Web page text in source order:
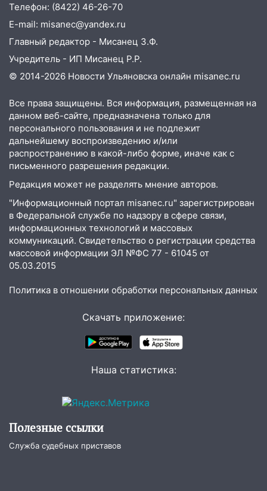
20:22 Мошенники обманули 92-летнюю
жительницу Ульяновской области
19:14 Житель Ульяновской области
подвез троих незнакомцев на трассе и
заработал уголовное дело
Ульяновской области
18:00 Мотофристайл, рок и силовой
экстрим: в Ульяновске пройдет
большой фестиваль «Наше время»
августа после рабочего дня: список АЗС
17:05 «Обыск» по видеосвязи: в
Ульяновске задержали 19-летнюю
сообщницу мошенников
16:12 Едва не перерезал горло: в
знакомым закончились для женщины
18-летняя девушка без прав
перевернулась на мопеде и попала в
Ульяновец отдал более 14
покровительство
летнего мопедиста
15:00
В Ульяновске после тройного ДТП
Телефон: (8422) 46-26-70
E-mail: misanec@yandex.ru
Главный редактор - Мисанец З.Ф.
Учредитель - ИП Мисанец Р.Р.
© 2014-2026 Новости Ульяновска онлайн misanec.ru
Все права защищены. Вся информация, размещенная на
данном веб-сайте, предназначена только для
персонального пользования и не подлежит
дальнейшему воспроизведению и/или
распространению в какой-либо форме, иначе как с
письменного разрешения редакции.
Редакция может не разделять мнение авторов.
"Информационный портал misanec.ru" зарегистрирован
в Федеральной службе по надзору в сфере связи,
информационных технологий и массовых
коммуникаций. Свидетельство о регистрации средства
массовой информации ЭЛ №ФС 77 - 61045 от
05.03.2015
Политика в отношении обработки персональных данных
Скачать приложение:
Наша статистика:
Полезные ссылки
Служба судебных приставов